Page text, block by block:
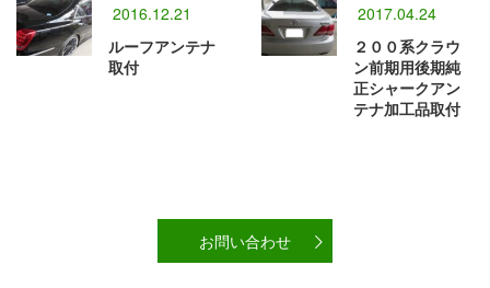
2016.12.21
ルーフアンテナ
取付
2017.04.24
２００系クラウ
ン前期用後期純
正シャークアン
テナ加工品取付
お問い合わせ